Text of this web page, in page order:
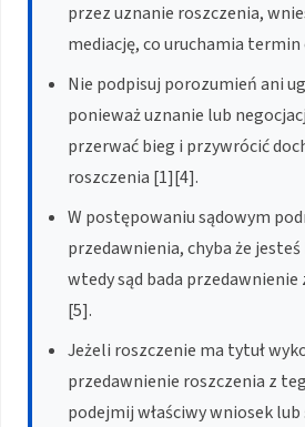
przez uznanie roszczenia,
mediację, co uruchamia
Nie podpisuj porozumień ani
ponieważ uznanie lub
przerwać bieg i przywrócić
roszczenia [1][4].
W postępowaniu sądowym
przedawnienia, chyba że
wtedy sąd bada przedawnienie
[5].
Jeżeli roszczenie ma tytuł
przedawnienie roszczenia z
podejmij właściwy wniosek